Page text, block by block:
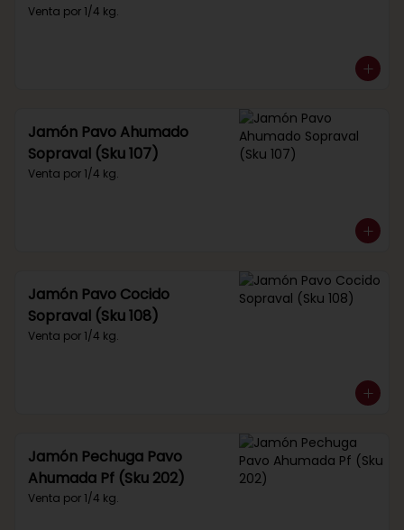
Venta por 1/4 kg.
Jamón Pavo Ahumado
Sopraval (Sku 107)
Venta por 1/4 kg.
Jamón Pavo Cocido
Sopraval (Sku 108)
Venta por 1/4 kg.
Jamón Pechuga Pavo
Ahumada Pf (Sku 202)
Venta por 1/4 kg.